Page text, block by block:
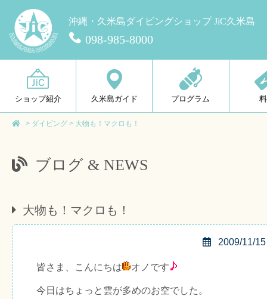
沖縄・久米島ダイビングショップ JiC久米島
098-985-8000
ショップ紹介 久米島ガイド プログラム
> ダイビング > 大物も！マクロも！
ブログ & NEWS
大物も！マクロも！
2009/11/15
皆さま、こんにちは オノです
今日はちょっと雲が多めのお空でした。